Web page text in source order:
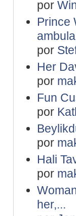
por
Prince
por
Her
por
Fun
por
por
Hali
por
her,...